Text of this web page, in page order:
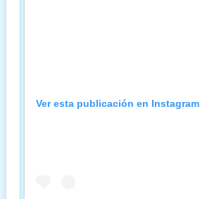
Ver esta publicación en Instagram